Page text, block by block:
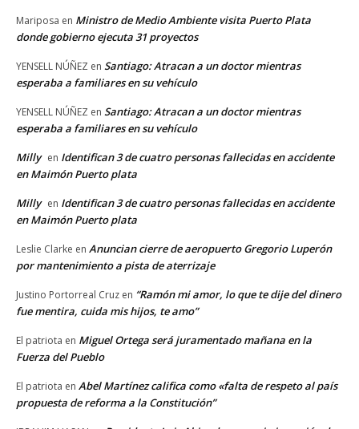
Mariposa en Ministro de Medio Ambiente visita Puerto Plata
donde gobierno ejecuta 31 proyectos
YENSELL NÚÑEZ en Santiago: Atracan a un doctor mientras
esperaba a familiares en su vehículo
YENSELL NÚÑEZ en Santiago: Atracan a un doctor mientras
esperaba a familiares en su vehículo
Milly en Identifican 3 de cuatro personas fallecidas en accidente
en Maimón Puerto plata
Milly en Identifican 3 de cuatro personas fallecidas en accidente
en Maimón Puerto plata
Leslie Clarke en Anuncian cierre de aeropuerto Gregorio Luperón
por mantenimiento a pista de aterrizaje
Justino Portorreal Cruz en “Ramón mi amor, lo que te dije del dinero
fue mentira, cuida mis hijos, te amo”
El patriota en Miguel Ortega será juramentado mañana en la
Fuerza del Pueblo
El patriota en Abel Martínez califica como «falta de respeto al país
propuesta de reforma a la Constitución”